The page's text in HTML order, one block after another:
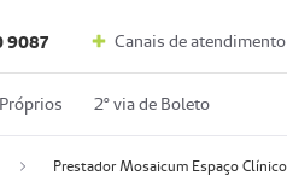
9087 Canais de atendimento
2º via de Boleto